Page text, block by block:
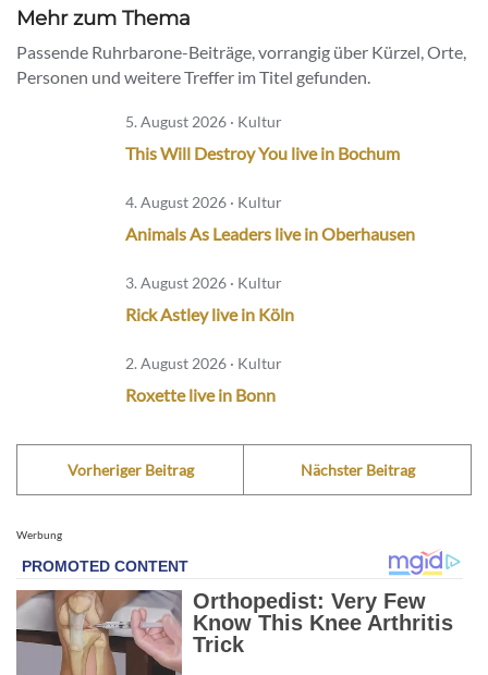
Mehr zum Thema
Passende Ruhrbarone-Beiträge, vorrangig über Kürzel, Orte,
Personen und weitere Treffer im Titel gefunden.
5. August 2026 · Kultur
This Will Destroy You live in Bochum
4. August 2026 · Kultur
Animals As Leaders live in Oberhausen
3. August 2026 · Kultur
Rick Astley live in Köln
2. August 2026 · Kultur
Roxette live in Bonn
Vorheriger Beitrag Nächster Beitrag
Werbung